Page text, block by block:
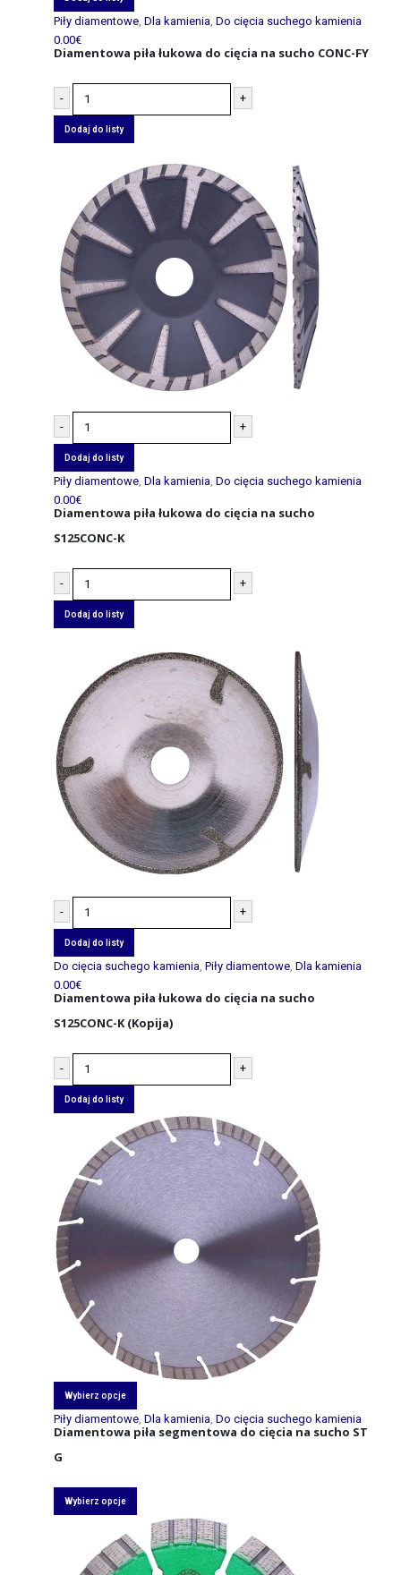
Piły diamentowe, Dla kamienia Do cięcia suchego kamienia
0.00€
Diamentowa piła łukowa do cięcia na sucho CONC-FY
- +
Dodaj do listy
- +
Dodaj do listy
Piły diamentowe, Dla kamienia Do cięcia suchego kamienia
0.00€
Diamentowa piła łukowa do cięcia na sucho
S125CONC-K
- +
Dodaj do listy
- +
Dodaj do listy
Do cięcia suchego kamienia Piły diamentowe, Dla kamienia
0.00€
Diamentowa piła łukowa do cięcia na sucho
S125CONC-K (Kopija)
- +
Dodaj do listy
Wybierz opcje
Piły diamentowe, Dla kamienia Do cięcia suchego kamienia
Diamentowa piła segmentowa do cięcia na sucho ST
G
Wybierz opcje